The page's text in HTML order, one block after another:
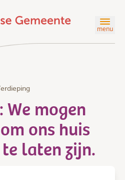
menu
We mogen
ons huis
laten zijn.